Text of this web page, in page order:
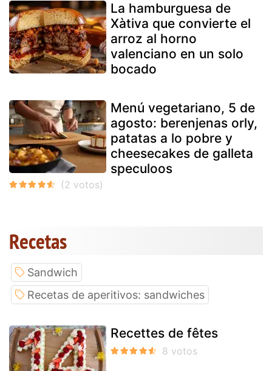
La hamburguesa de
Xàtiva que convierte el
arroz al horno
valenciano en un solo
bocado
Menú vegetariano, 5 de
agosto: berenjenas orly,
patatas a lo pobre y
cheesecakes de galleta
speculoos
Recetas
Sandwich
Recetas de aperitivos: sandwiches
Recettes de fêtes